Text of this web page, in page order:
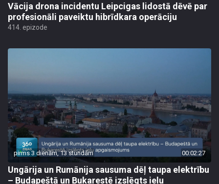
Vācija drona incidentu Leipcigas lidostā dēvē par
profesionāli paveiktu hibrīdkara operāciju
414. epizode
pirms 3 dienām, 13 stundām 00:02:27
Ungārija un Rumānija sausuma dēļ taupa elektrību
– Budapeštā un Bukarestē izslēgts ielu